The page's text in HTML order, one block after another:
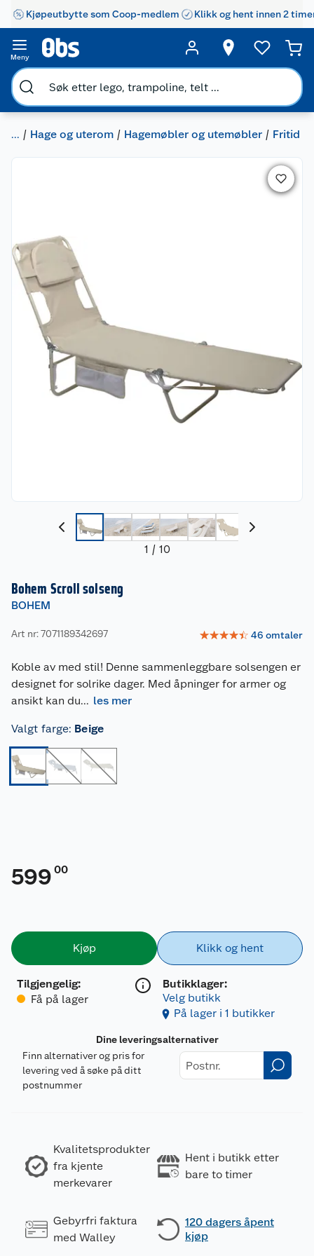
Kjøpeutbytte som Coop-medlem Klikk og hent innen 2
Meny
... Hage og uterom Hagemøbler og utemøbler Fritid
1 / 10
Bohem Scroll solseng
BOHEM
Art nr: 7071189342697 ☆☆☆☆☆ 46 omtaler
Koble av med stil! Denne sammenleggbare solsengen er
designet for solrike dager. Med åpninger for armer og
ansikt kan du... les mer
Valgt farge: Beige
599 00
Kjøp
Tilgjengelig:
Få på lager
Klikk og hent
Butikklager:
Velg butikk
På lager i 1 butikker
Dine leveringsalternativer
Finn alternativer og pris for
levering ved å søke på ditt
postnummer
Kvalitetsprodukter
fra kjente
merkevarer
Hent i butikk etter
bare to timer
Gebyrfri faktura
med Walley
120 dagers åpent
kjøp